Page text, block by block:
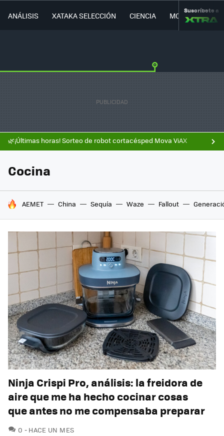
ANÁLISIS XATAKA SELECCIÓN CIENCIA MOVILIDAD
Suscríbete a
🌿¡Últimas horas! Sorteo de robot cortacésped Mova ViAX
Cocina
HOY SE HABLA DE
AEMET China Sequía Waze Fallout
Ninja Crispi Pro, análisis: la freidora de
aire que me ha hecho cocinar cosas
que antes no me compensaba preparar
0 COMENTARIOS
HACE UN MES